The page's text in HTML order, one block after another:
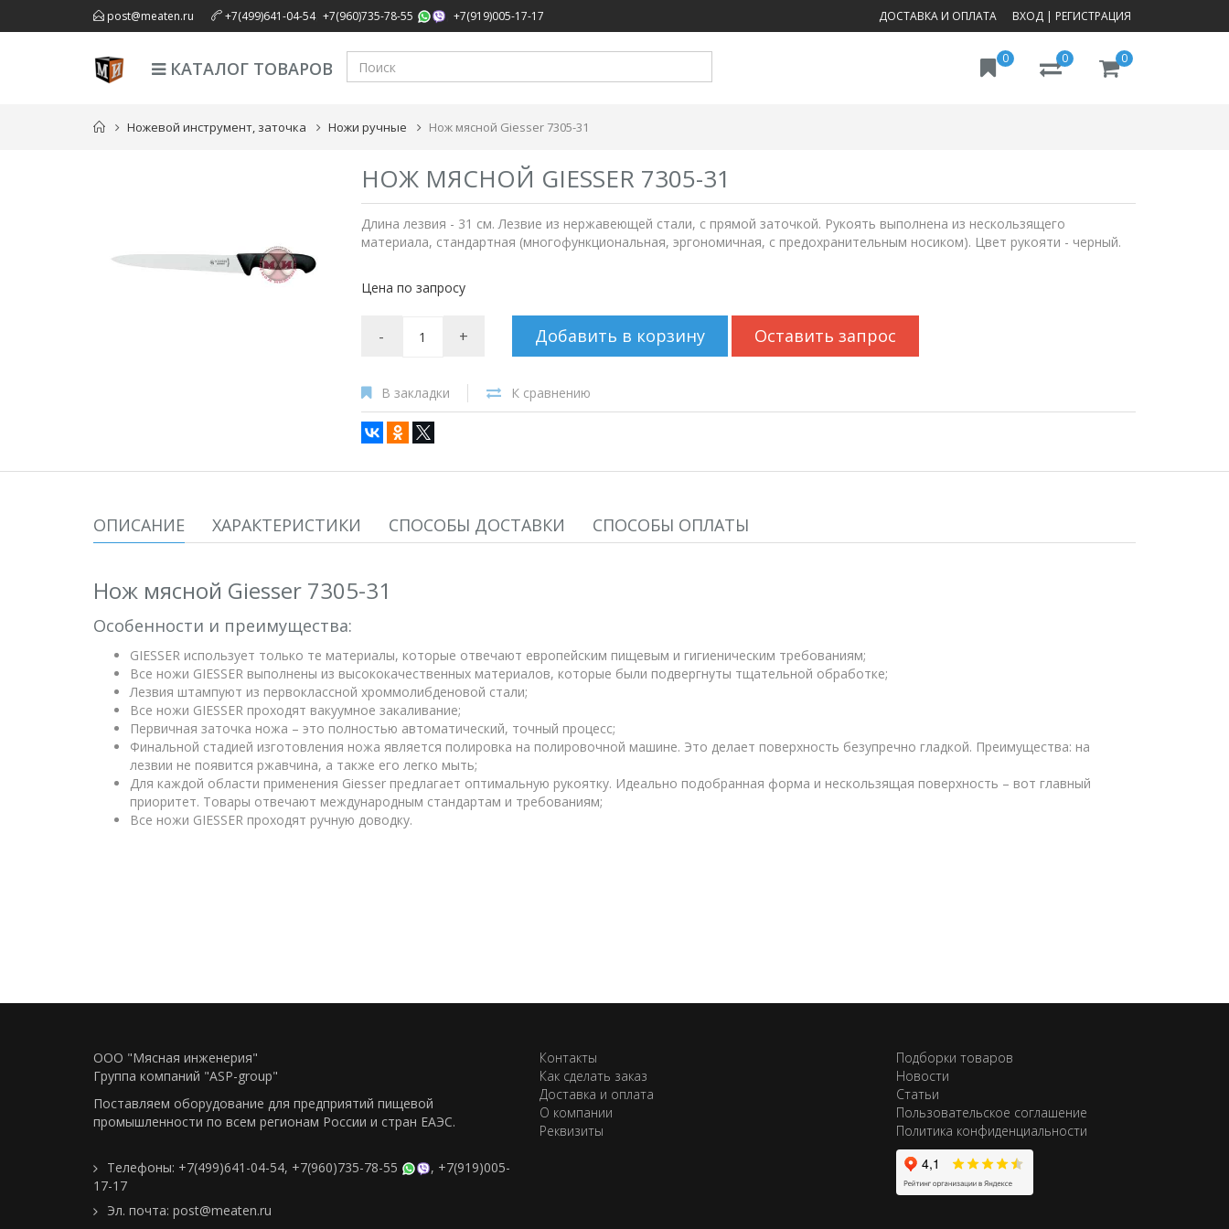
post@meaten.ru +7(499)641-04-54, +7(960)735-78-55 +7(919)005-17-17 ДОСТАВКА И ОПЛАТА ВХОД | РЕГИСТРАЦИЯ
0
0
0
КАТАЛОГ ТОВАРОВ
Ножевой инструмент, заточка Ножи ручные Нож мясной Giesser 7305-31
НОЖ МЯСНОЙ GIESSER 7305-31
Длина лезвия - 31 см. Лезвие из нержавеющей стали, с прямой заточкой. Рукоять выполнена из нескользящего
материала, стандартная (многофункциональная, эргономичная, с предохранительным носиком). Цвет рукояти - черный.
Цена по запросу
- + Добавить в корзину Оставить запрос
В закладки К сравнению
ОПИСАНИЕ ХАРАКТЕРИСТИКИ СПОСОБЫ ДОСТАВКИ СПОСОБЫ ОПЛАТЫ
Нож мясной Giesser 7305-31
Особенности и преимущества:
GIESSER использует только те материалы, которые отвечают европейским пищевым и гигиеническим требованиям;
Все ножи GIESSER выполнены из высококачественных материалов, которые были подвергнуты тщательной обработке;
Лезвия штампуют из первоклассной хроммолибденовой стали;
Все ножи GIESSER проходят вакуумное закаливание;
Первичная заточка ножа – это полностью автоматический, точный процесс;
Финальной стадией изготовления ножа является полировка на полировочной машине. Это делает поверхность безупречно гладкой. Преимущества: на
лезвии не появится ржавчина, а также его легко мыть;
Для каждой области применения Giesser предлагает оптимальную рукоятку. Идеально подобранная форма и нескользящая поверхность – вот главный
приоритет. Товары отвечают международным стандартам и требованиям;
Все ножи GIESSER проходят ручную доводку.
ООО "Мясная инженерия"
Группа компаний "ASP-group"
Поставляем оборудование для предприятий пищевой
промышленности по всем регионам Росcии и стран ЕАЭС.
Телефоны: +7(499)641-04-54, +7(960)735-78-55 , +7(919)005-
17-17
Эл. почта: post@meaten.ru
Контакты
Как сделать заказ
Доставка и оплата
О компании
Реквизиты
Подборки товаров
Новости
Статьи
Пользовательское соглашение
Политика конфиденциальности